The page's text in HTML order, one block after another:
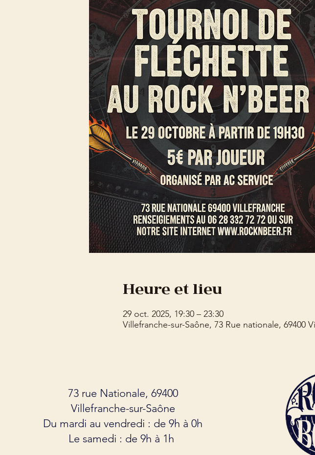
Heure et lieu
29 oct. 2025, 19:30 – 23:30
Villefranche-sur-Saône, 73 Rue nationale, 69400
73 rue Nationale, 69400
Villefranche-sur-Saône
Du mardi au vendredi : de 9h à 0h
Le samedi : de 9h à 1h